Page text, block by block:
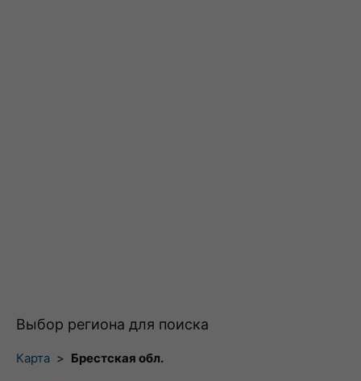
Выбор региона для поиска
Карта > Брестская обл.